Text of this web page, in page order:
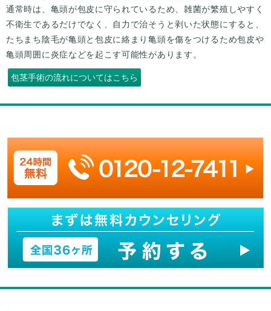
通常時は、亀頭が包皮に守られているため、雑菌が繁殖しやすく
不衛生であるだけでなく、自力で治そうと剥いた状態にすると、
たちまち陰毛が亀頭と包皮に絡まり亀頭を傷をつけるため包皮や
亀頭周囲に炎症などを起こす可能性があります。
包茎手術の流れについてはこちら